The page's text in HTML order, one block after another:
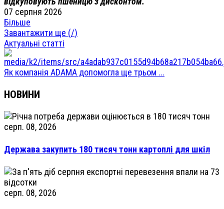
07 серпня 2026
Більше
Завантажити ще (/)
Актуальні статті
Як компанія ADAMA допомогла ще трьом ...
НОВИНИ
серп. 08, 2026
Держава закупить 180 тисяч тонн картоплі для шкіл
серп. 08, 2026